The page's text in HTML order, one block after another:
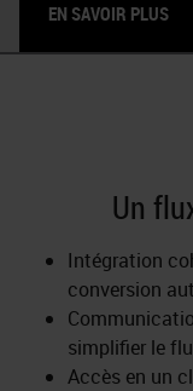
EN SAVOIR PLUS
Un
Intégration
conversion
simplifier le
Accès en un